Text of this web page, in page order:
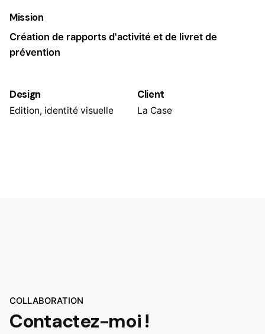
Mission
Création de rapports d'activité et de livret de
prévention
Design
Edition, identité visuelle
Client
La Case
COLLABORATION
Contactez-moi !